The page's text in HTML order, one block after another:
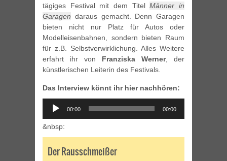
tägiges Festival mit dem TitelMänner in
Garagen daraus gemacht. Denn Garagen
bieten nicht nur Platz für Autos oder
Modelleisenbahnen, sondern bieten Raum
für z.B. Selbstverwirklichung. Alles Weitere
erfahrt ihr von Franziska Werner, der
künstlerischen Leiterin des Festivals.
Das Interview könnt ihr hier nachhören:
Audio
Player
00:00 00:00
&nbsp:
Der Rausschmeißer